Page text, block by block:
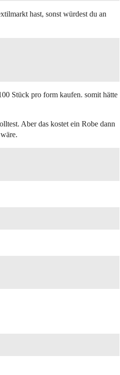
hast, sonst würdest du an
Stück pro form kaufen. somit hätte
Aber das kostet ein Robe dann